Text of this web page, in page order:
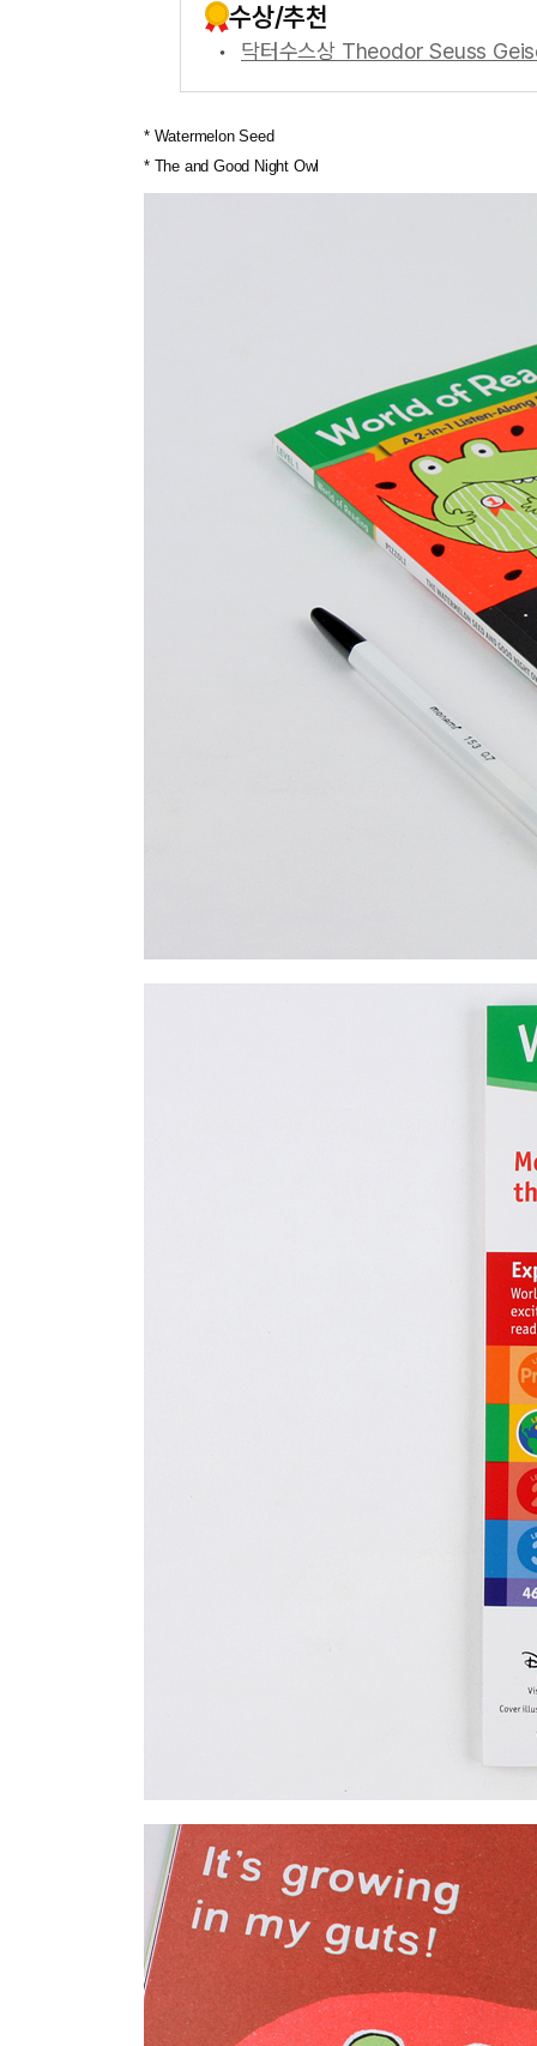
수상/추천
닥터수스상 Theodor Seuss
* Watermelon Seed
* The and Good Night Owl